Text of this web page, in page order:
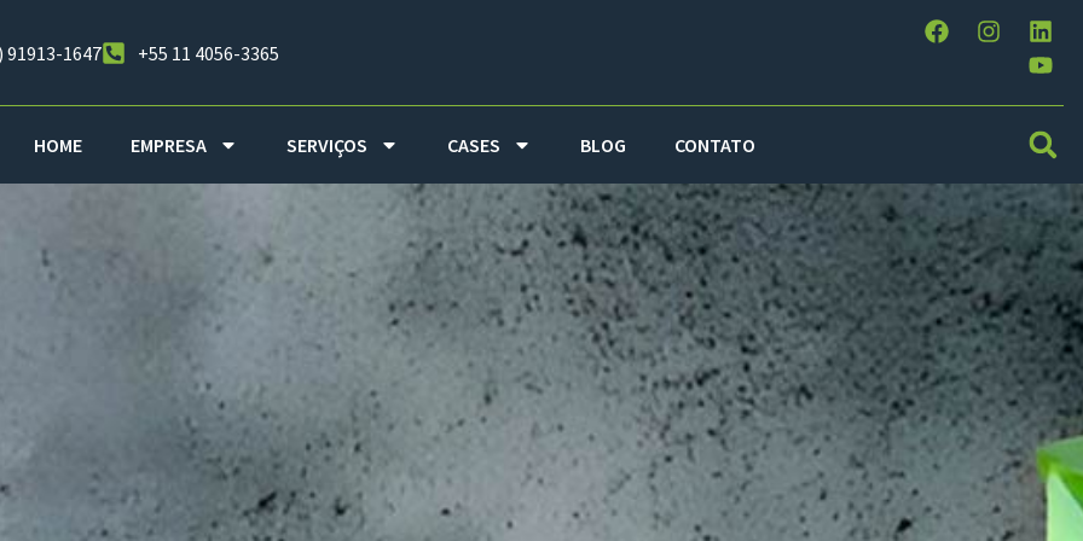
91913-1647 +55 11 4056-3365
HOME EMPRESA SERVIÇOS CASES BLOG CONTATO